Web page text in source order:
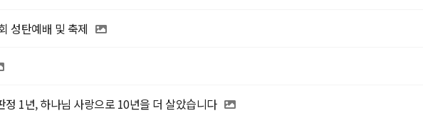
성탄예배 및 축제
정 1년, 하나님 사랑으로 10년을 더 살았습니다